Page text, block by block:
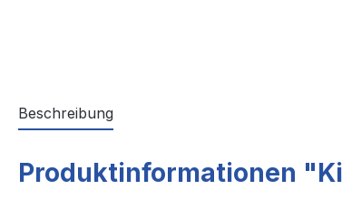
Beschreibung
Produktinformationen